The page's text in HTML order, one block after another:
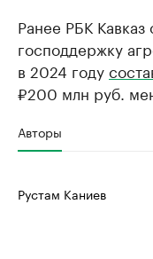
Ранее РБК
господдержку
в 2024 году
₽200 млн руб.
Авторы
Рустам Каниев